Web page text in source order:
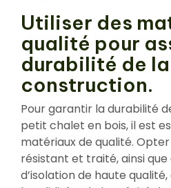
Utiliser des
qualité pour
durabilité de la
construction.
Pour garantir la durabilité
petit chalet en bois, il est
matériaux de qualité.
résistant et traité, ainsi
d’isolation de haute